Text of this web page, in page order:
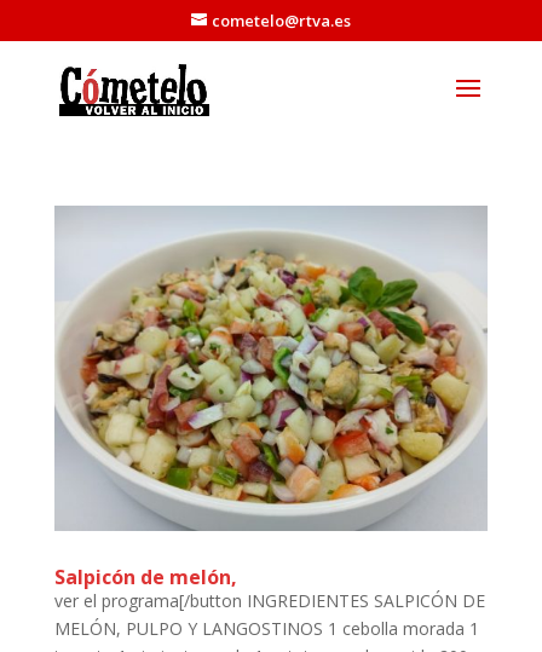
cometelo@rtva.es
Salpicón de melón,
ver el programa[/button INGREDIENTES SALPICÓN DE
MELÓN, PULPO Y LANGOSTINOS 1 cebolla morada 1